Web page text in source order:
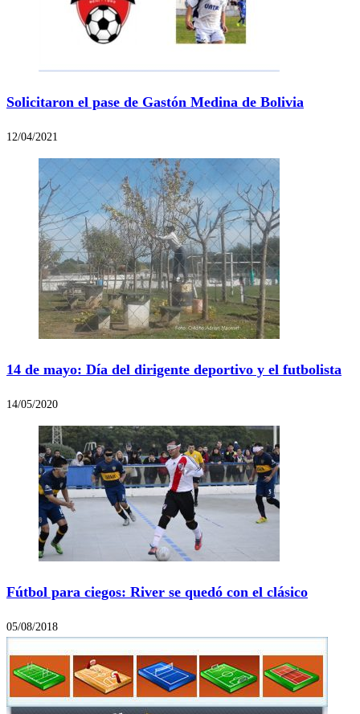
Solicitaron el pase de Gastón Medina de Bolivia
12/04/2021
14 de mayo: Día del dirigente deportivo y el futbolista
14/05/2020
Fútbol para ciegos: River se quedó con el clásico
05/08/2018